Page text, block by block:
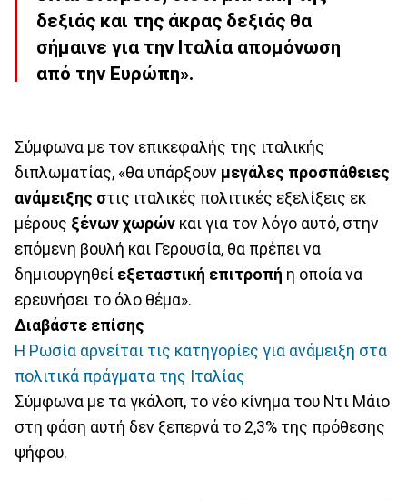
δεξιάς και της άκρας δεξιάς θα
σήμαινε για την Ιταλία απομόνωση
από την Ευρώπη».
Σύμφωνα με τον επικεφαλής της ιταλικής
διπλωματίας, «θα υπάρξουν μεγάλες προσπάθειες
ανάμειξης στις ιταλικές πολιτικές εξελίξεις εκ
μέρους ξένων χωρών και για τον λόγο αυτό, στην
επόμενη βουλή και Γερουσία, θα πρέπει να
δημιουργηθεί εξεταστική επιτροπή η οποία να
ερευνήσει το όλο θέμα».
Διαβάστε επίσης
Η Ρωσία αρνείται τις κατηγορίες για ανάμειξη στα
πολιτικά πράγματα της Ιταλίας
Σύμφωνα με τα γκάλοπ, το νέο κίνημα του Ντι Μάιο
στη φάση αυτή δεν ξεπερνά το 2,3% της πρόθεσης
ψήφου.